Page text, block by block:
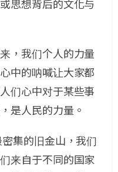
思想背后的文化与
，我们个人的力量
中的呐喊让大家都
们心中对于某些事
是人民的力量。
集的旧金山，我们
来自于不同的国家